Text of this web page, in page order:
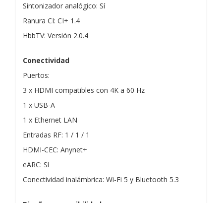
Sintonizador analógico: Sí
Ranura CI: CI+ 1.4
HbbTV: Versión 2.0.4
Conectividad
Puertos:
3 x HDMI compatibles con 4K a 60 Hz
1 x USB-A
1 x Ethernet LAN
Entradas RF: 1 / 1 / 1
HDMI-CEC: Anynet+
eARC: Sí
Conectividad inalámbrica: Wi-Fi 5 y Bluetooth 5.3